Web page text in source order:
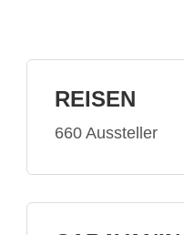
REISEN
660 Aussteller